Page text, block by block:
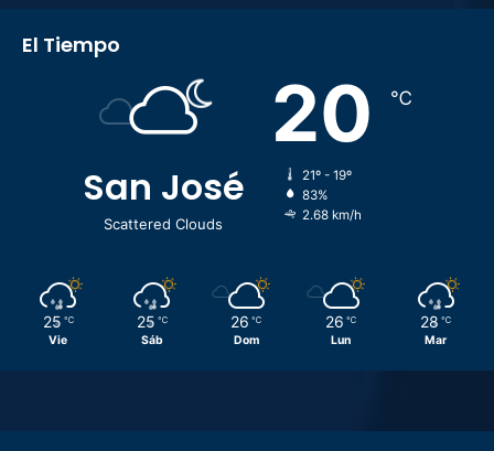
El Tiempo
San José
Scattered Clouds
20 ℃
21º - 19º
83%
2.68 km/h
25 ℃
Vie
25 ℃
Sáb
26 ℃
Dom
26 ℃
Lun
28 ℃
Mar